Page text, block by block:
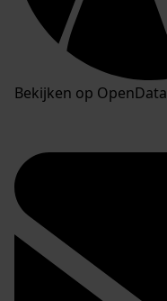
Bekijken op OpenData